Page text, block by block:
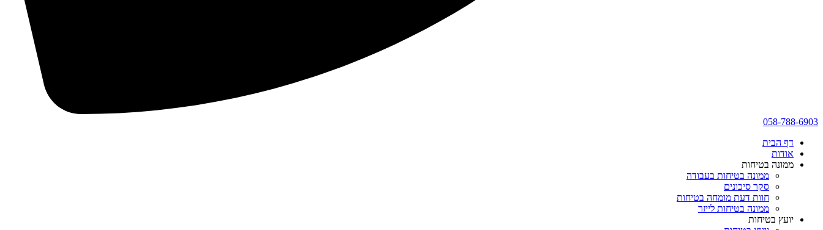
058-788-6903
דף הבית
אודות
ממונה בטיחות
ממונה בטיחות בעבודה
סקר סיכונים
חוות דעת מומחה בטיחות
ממונה בטיחות לייזר
יועץ בטיחות